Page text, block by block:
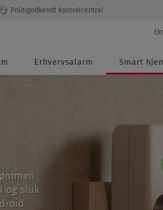
Politigodkendt kontrolcentral
Erhvervsalarm Smart
og sluk